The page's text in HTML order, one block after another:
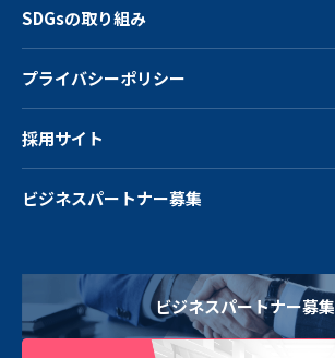
SDGsの取り組み
プライバシーポリシー
採用サイト
ビジネスパートナー募集
ビジネスパートナー募集